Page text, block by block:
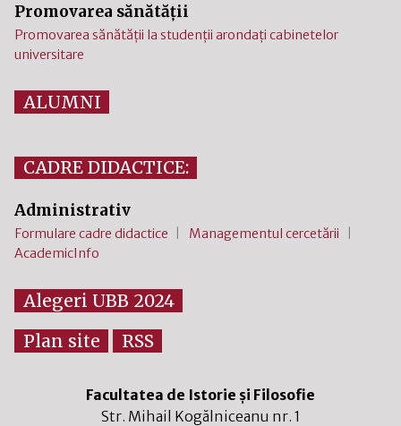
Promovarea sănătății
Promovarea sănătății la studenții arondați cabinetelor
universitare
ALUMNI
CADRE DIDACTICE:
Administrativ
Formulare cadre didactice
Managementul cercetării
AcademicInfo
Alegeri UBB 2024
Plan site
RSS
Facultatea de Istorie și Filosofie
Str. Mihail Kogălniceanu nr. 1